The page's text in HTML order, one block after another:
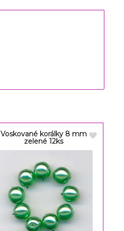
Voskované korálky 8 mm
zelené 12ks